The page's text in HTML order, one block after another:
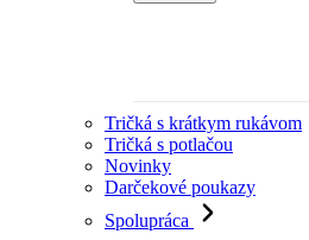
Tričká s krátkym rukávom
Tričká s potlačou
Novinky
Darčekové poukazy
Spolupráca